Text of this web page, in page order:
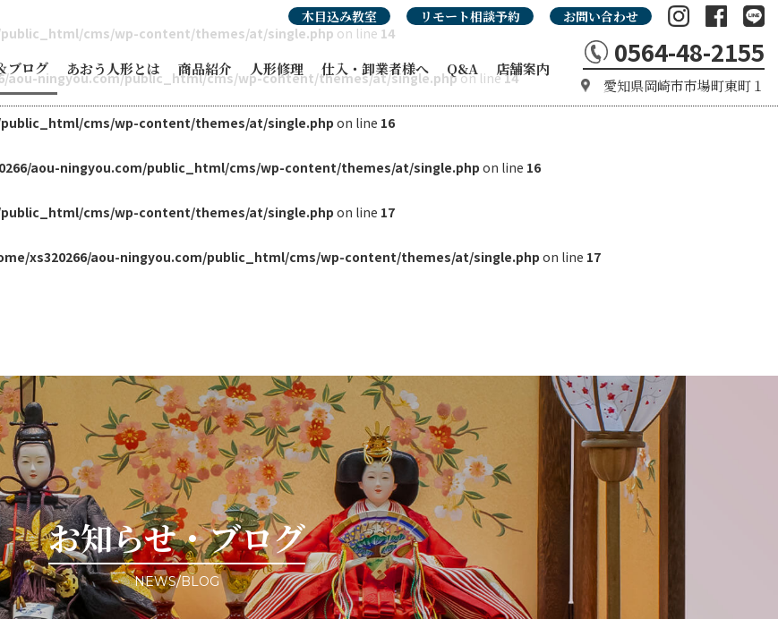
木目込み教室 リモート相談予約 お問い合わせ
ブログ
知識
リメイク
載
報
ログ
グ
あおう人形とは
あおう人形の強み
職人紹介・受賞歴
あおう人形の歴史
商品紹介
ひな人形
オーダーひな人形
五月人形
飾り馬
こいのぼり
正月飾り
お祝い・贈答品
コラボ商品・作品
お客様宅納品事例
人形修理 仕入・卸業者様へ
穂洲工房の強み
ひな人形カタログ
飾り馬カタログ
その他商品カタログ
Q&A 店舗案内
0564-48-2155
愛知県岡崎市市場町東町１
public_html/cms/wp-content/themes/at/single.php on line 14
aou-ningyou.com/public_html/cms/wp-content/themes/at/single.phpon line14
public_html/cms/wp-content/themes/at/single.php on line 16
aou-ningyou.com/public_html/cms/wp-content/themes/at/single.php on line 16
public_html/cms/wp-content/themes/at/single.php on line 17
xs320266/aou-ningyou.com/public_html/cms/wp-content/themes/at/single.php on line 17
お知らせ・ブログ
NEWS/BLOG